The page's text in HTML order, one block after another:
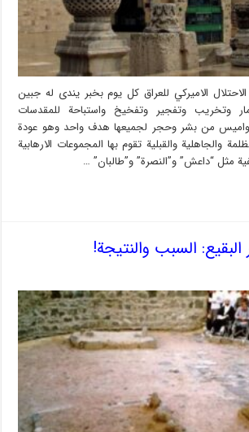
الاحتلال الاميركي للعراق كل يوم بخبر يندى له جبين
وتخريب وتفجير وتفخيخ واستباحة للمقدسات
من بشر وحجر لجميعها هدف واحد وهو عودة
والجاهلية والقبلية تقوم بها المجموعات الارهابية
مثل “داعش” و”النصرة” و”طالبان” …
السبب والنتيجة!